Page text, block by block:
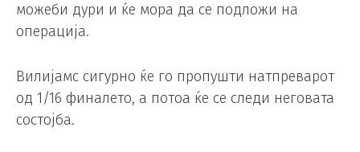
можеби дури и ќе мора да се подложи на
операција.
Вилијамс сигурно ќе го пропушти натпреварот
од 1/16 финалето, а потоа ќе се следи неговата
состојба.